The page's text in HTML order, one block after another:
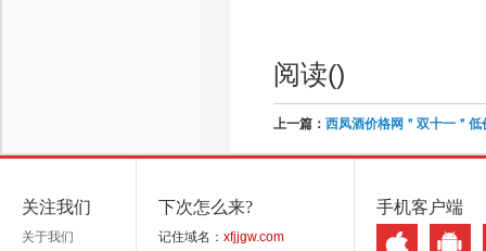
阅读()
上一篇： 西凤酒价格网＂双十一＂
关注我们
关于我们
下次怎么来?
记住域名： xfjjgw.com
手机客户端